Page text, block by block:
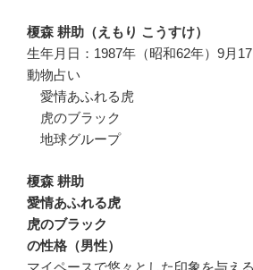
榎森 耕助（えもり こうすけ）
生年月日：1987年（昭和62年）9月
動物占い
愛情あふれる虎
虎のブラック
地球グループ
榎森 耕助
愛情あふれる虎
虎のブラック
の性格（男性）
マイペースで悠々とした印象を与え